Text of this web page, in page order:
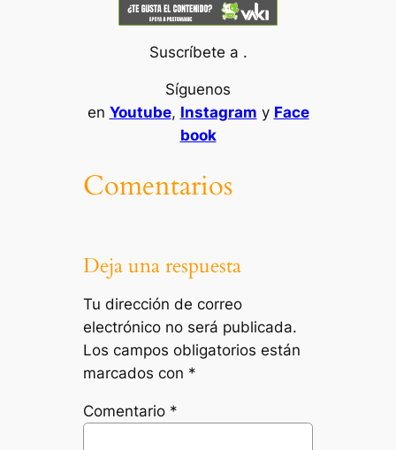
Suscríbete a .
Síguenos
en Youtube, Instagram y Face
book
Comentarios
Deja una respuesta
Tu dirección de correo
electrónico no será publicada.
Los campos obligatorios están
marcados con *
Comentario *